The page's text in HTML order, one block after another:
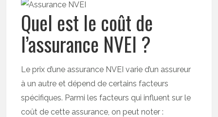
Quel est le coût de
l’assurance NVEI ?
Le prix d’une assurance NVEI varie d’un assureur
à un autre et dépend de certains facteurs
spécifiques. Parmi les facteurs qui influent sur le
coût de cette assurance, on peut noter :